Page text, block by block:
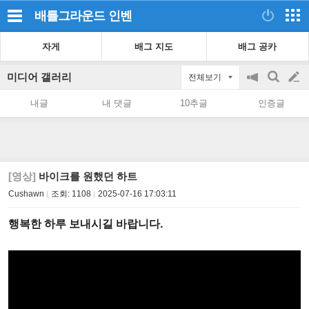
배틀그라운드 인벤
자게 배그 지도 배그 공카
미디어 갤러리 전체보기
공
on/off
검
색
글
쓰
내글 내 댓글 10추글 인증글
[영상] 바이크를 원했던 하트
Cushawn 조회: 1108 2025-07-16 17:03:11
행복한 하루 보내시길 바랍니다.